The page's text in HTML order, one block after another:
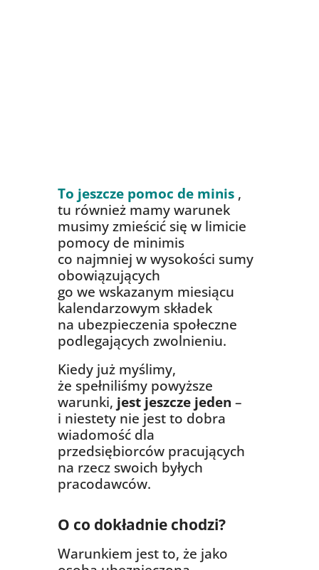
To jeszcze pomoc de minis ,
tu również mamy warunek
musimy zmieścić się w limicie
pomocy de minimis
co najmniej w wysokości sumy
obowiązujących
go we wskazanym miesiącu
kalendarzowym składek
na ubezpieczenia społeczne
podlegających zwolnieniu.
Kiedy już myślimy,
że spełniliśmy powyższe
warunki, jest jeszcze jeden –
i niestety nie jest to dobra
wiadomość dla
przedsiębiorców pracujących
na rzecz swoich byłych
pracodawców.
O co dokładnie chodzi?
Warunkiem jest to, że jako